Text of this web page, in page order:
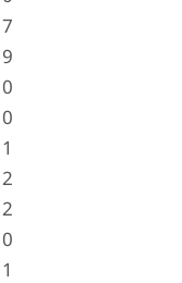
7
9
0
0
1
2
2
0
1